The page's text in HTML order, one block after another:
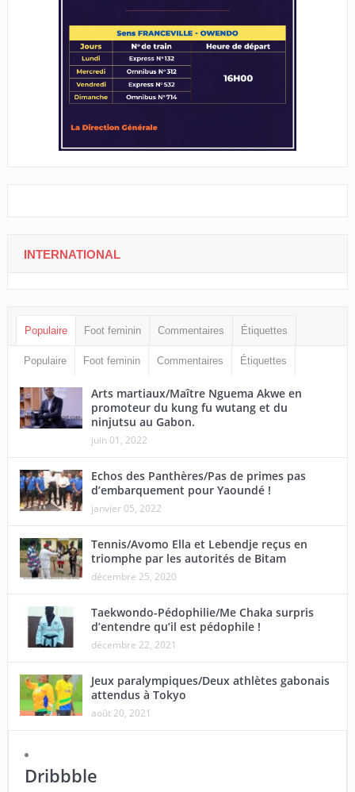
INTERNATIONAL
Populaire Foot feminin Commentaires Étiquettes
Populaire Foot feminin Commentaires Étiquettes
Arts martiaux/Maître Nguema Akwe en
promoteur du kung fu wutang et du
ninjutsu au Gabon.
juin 01, 2022
Echos des Panthères/Pas de primes pas
d’embarquement pour Yaoundé !
janvier 05, 2022
Tennis/Avomo Ella et Lebendje reçus en
triomphe par les autorités de Bitam
décembre 25, 2020
Taekwondo-Pédophilie/Me Chaka surpris
d’entendre qu’il est pédophile !
décembre 22, 2021
Jeux paralympiques/Deux athlètes gabonais
attendus à Tokyo
août 20, 2021
Dribbble